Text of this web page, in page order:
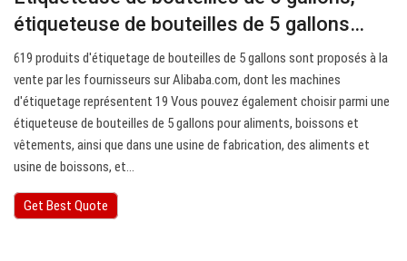
étiqueteuse de bouteilles de 5 gallons…
619 produits d'étiquetage de bouteilles de 5 gallons sont proposés à la
vente par les fournisseurs sur Alibaba.com, dont les machines
d'étiquetage représentent 19 Vous pouvez également choisir parmi une
étiqueteuse de bouteilles de 5 gallons pour aliments, boissons et
vêtements, ainsi que dans une usine de fabrication, des aliments et
usine de boissons, et…
Get Best Quote